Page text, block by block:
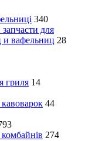
340
для
и вафельниц 28
гриля 14
44
274